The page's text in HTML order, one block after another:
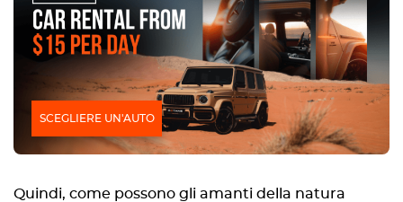
SCEGLIERE UN'AUTO
Quindi, come possono gli amanti della natura